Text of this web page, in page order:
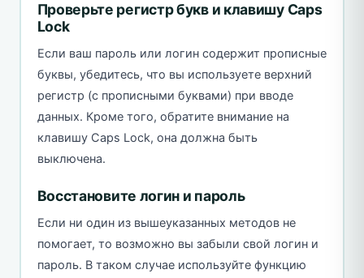
Проверьте регистр букв и клавишу Caps
Lock
Если ваш пароль или логин содержит прописные
буквы, убедитесь, что вы используете верхний
регистр (с прописными буквами) при вводе
данных. Кроме того, обратите внимание на
клавишу Caps Lock, она должна быть
выключена.
Восстановите логин и пароль
Если ни один из вышеуказанных методов не
помогает, то возможно вы забыли свой логин и
пароль. В таком случае используйте функцию